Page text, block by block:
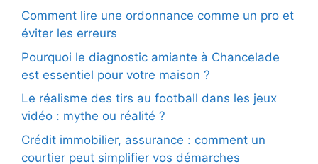
Comment lire une ordonnance comme un pro et
éviter les erreurs
Pourquoi le diagnostic amiante à Chancelade
est essentiel pour votre maison ?
Le réalisme des tirs au football dans les jeux
vidéo : mythe ou réalité ?
Crédit immobilier, assurance : comment un
courtier peut simplifier vos démarches